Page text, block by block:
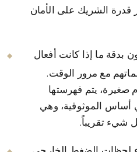
قدرة الشريك على الأمان
بدقة ما إذا كانت أفعال
مع مرور الوقت.
صغيرة، يتم فهرستها
أساس الموثوقية، وهي
شيء تقريباً.